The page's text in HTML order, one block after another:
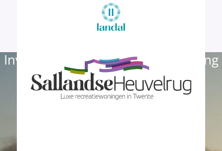
Investeer nu in een vakantiewoning
op Landal Sallandse Heuvelrug!